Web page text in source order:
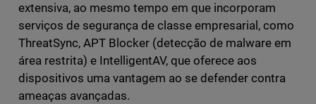
extensiva, ao mesmo tempo em que incorporam
serviços de segurança de classe empresarial, como
ThreatSync, APT Blocker (detecção de malware em
área restrita) e IntelligentAV, que oferece aos
dispositivos uma vantagem ao se defender contra
ameaças avançadas.